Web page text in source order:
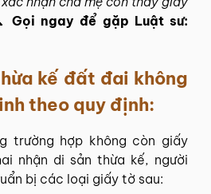
Gọi ngay để gặp Luật sư:
kế đất đai không
theo quy định:
trường hợp không còn giấy
nhận di sản thừa kế, người
bị các loại giấy tờ sau: